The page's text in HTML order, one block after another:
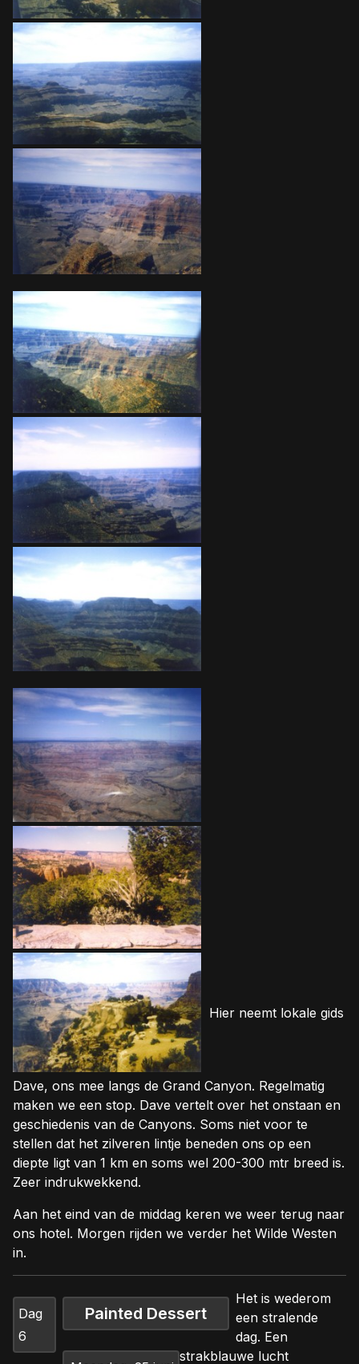
Hier neemt lokale gids
Dave, ons mee langs de Grand Canyon. Regelmatig
maken we een stop. Dave vertelt over het onstaan en
geschiedenis van de Canyons. Soms niet voor te
stellen dat het zilveren lintje beneden ons op een
diepte ligt van 1 km en soms wel 200-300 mtr breed is.
Zeer indrukwekkend.
Aan het eind van de middag keren we weer terug naar
ons hotel. Morgen rijden we verder het Wilde Westen
in.
Dag
6
Painted Dessert
Het is wederom
een stralende
dag. Een
strakblauwe lucht